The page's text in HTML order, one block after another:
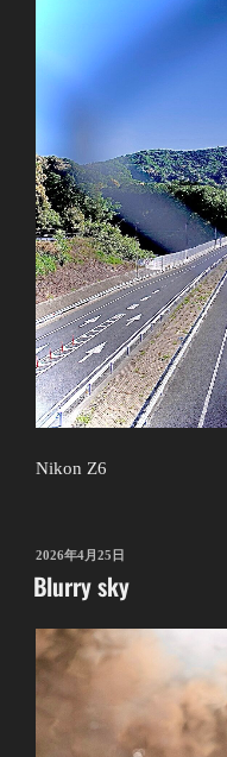
Nikon Z6
投
稿
日:
2026年4月25日
Blurry sky